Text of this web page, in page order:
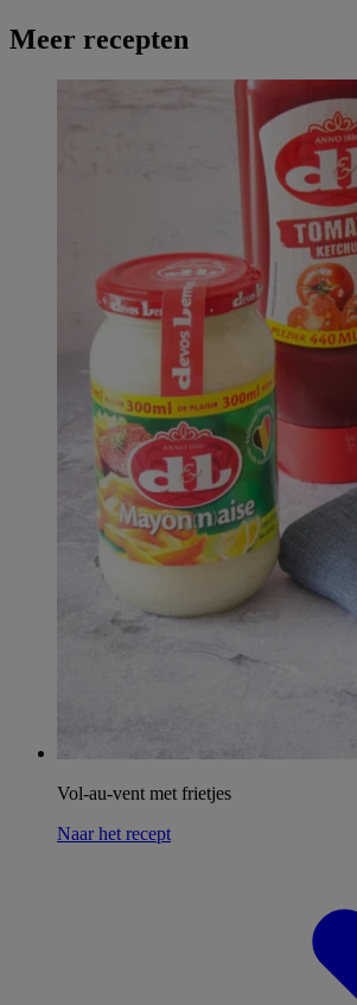
Meer recepten
Vol-au-vent met frietjes
Naar het recept